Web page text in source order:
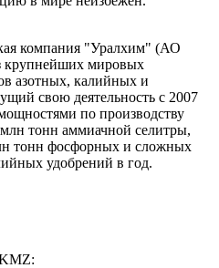
компания "Уралхим" (АО
мировых
азотных, калийных и
свою деятельность с 2007
по производству
тонн аммиачной селитры,
тонн фосфорных и сложных
удобрений в год.